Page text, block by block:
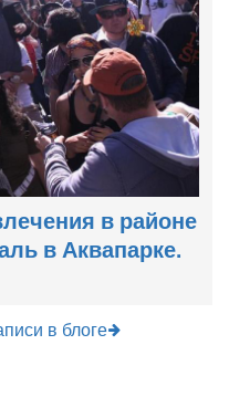
в районе
в Аквапарке.
в блоге